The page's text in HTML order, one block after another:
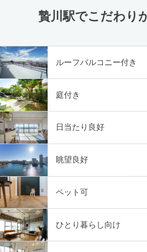
贄川駅でこだわり
ルーフバルコニー付き
庭付き
日当たり良好
眺望良好
ペット可
ひとり暮らし向け